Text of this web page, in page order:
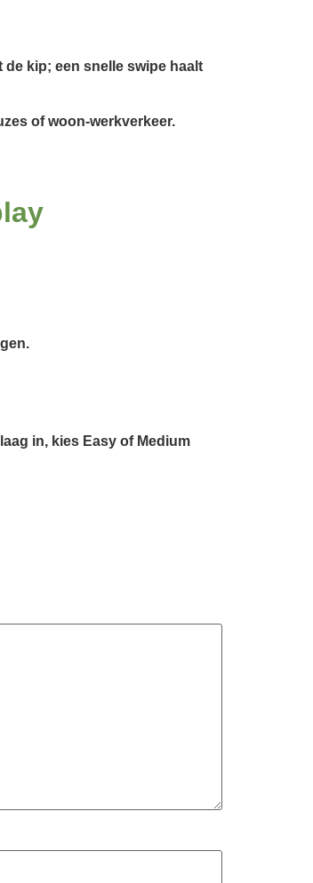
kip; een snelle swipe haalt
of woon-werkverkeer.
in, kies Easy of Medium